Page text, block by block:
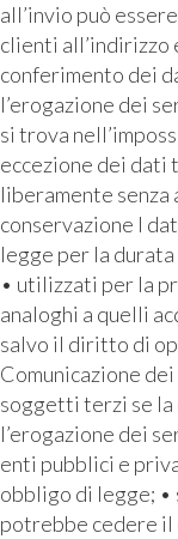
all’invio può
clienti all’indirizzo
conferimento dei
l’erogazione dei
si trova
eccezione dei dati
liberamente senza
conservazione I
legge per la
• utilizzati per la
analoghi a quelli
salvo il diritto di
Comunicazione
soggetti terzi se la
l’erogazione dei
enti pubblici e
obbligo di legge;
potrebbe cedere il